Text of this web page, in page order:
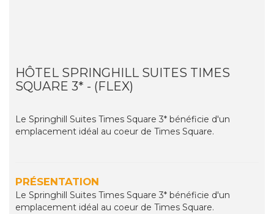
HÔTEL SPRINGHILL SUITES TIMES
SQUARE 3* - (FLEX)
Le Springhill Suites Times Square 3* bénéficie d'un
emplacement idéal au coeur de Times Square.
PRÉSENTATION
Le Springhill Suites Times Square 3* bénéficie d'un
emplacement idéal au coeur de Times Square.